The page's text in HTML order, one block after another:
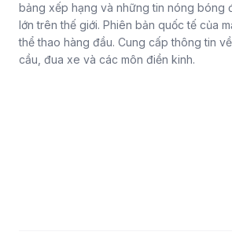
bảng xếp hạng và những tin nóng bóng
lớn trên thế giới. Phiên bản quốc tế của
thể thao hàng đầu. Cung cấp thông tin
cầu, đua xe và các môn điền kinh.